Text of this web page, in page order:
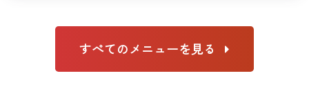
すべてのメニューを見る